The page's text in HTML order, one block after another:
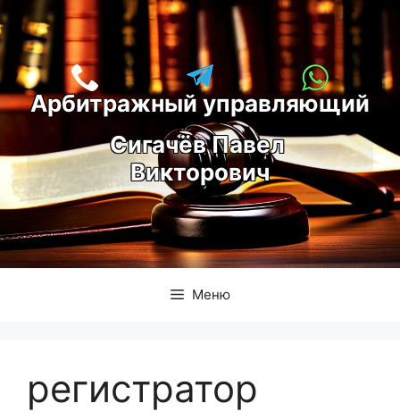
Перейти
к
содержимому
Арбитражный управляющий
Сигачёв Павел
Викторович
Меню
регистратор